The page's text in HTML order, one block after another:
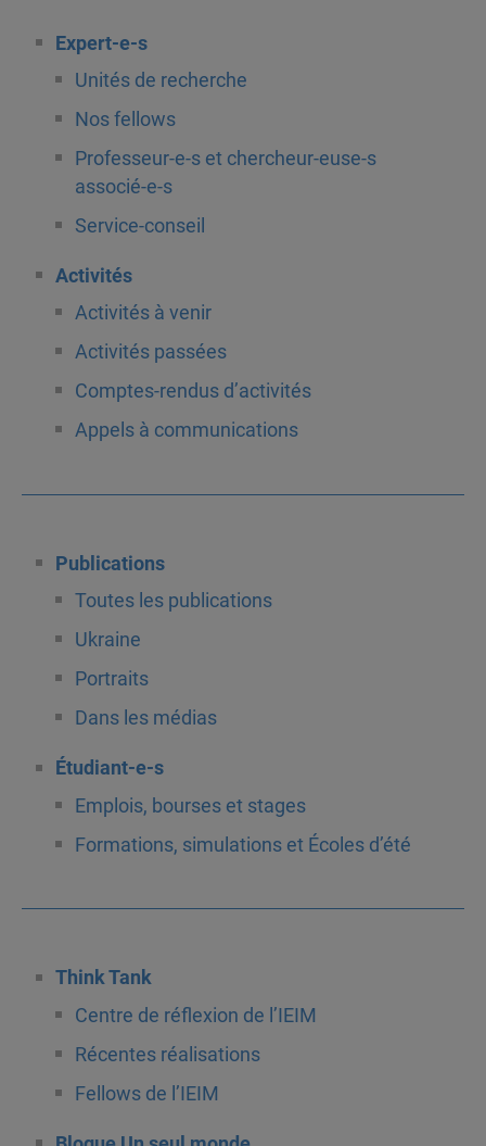
Expert-e-s
Unités de recherche
Nos fellows
Professeur-e-s et chercheur-euse-s
associé-e-s
Service-conseil
Activités
Activités à venir
Activités passées
Comptes-rendus d’activités
Appels à communications
Publications
Toutes les publications
Ukraine
Portraits
Dans les médias
Étudiant-e-s
Emplois, bourses et stages
Formations, simulations et Écoles d’été
Think Tank
Centre de réflexion de l’IEIM
Récentes réalisations
Fellows de l’IEIM